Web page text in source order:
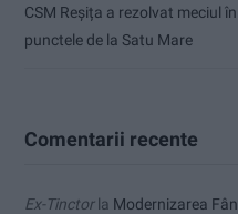
CSM Reșița a rezolvat meciul
punctele de la Satu Mare
Comentarii recente
Ex-Tinctorla Modernizarea